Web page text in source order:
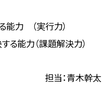
能力 （実行力）
る能力（課題解決力）
担当：青木幹太